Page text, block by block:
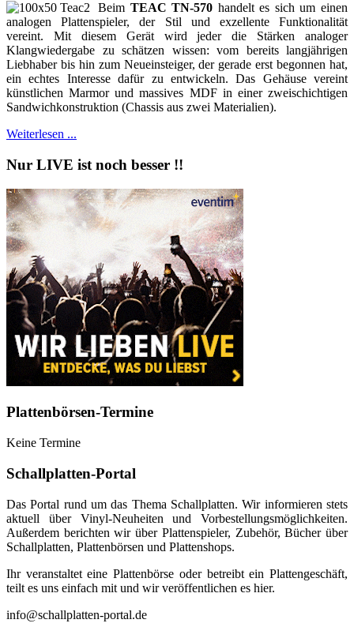
Beim TEAC TN-570 handelt es sich um einen
analogen Plattenspieler, der Stil und exzellente Funktionalität
vereint. Mit diesem Gerät wird jeder die Stärken analoger
Klangwiedergabe zu schätzen wissen: vom bereits langjährigen
Liebhaber bis hin zum Neueinsteiger, der gerade erst begonnen hat,
ein echtes Interesse dafür zu entwickeln. Das Gehäuse vereint
künstlichen Marmor und massives MDF in einer zweischichtigen
Sandwichkonstruktion (Chassis aus zwei Materialien).
Weiterlesen ...
Nur LIVE ist noch besser !!
Plattenbörsen-Termine
Keine Termine
Schallplatten-Portal
Das Portal rund um das Thema Schallplatten. Wir informieren stets
aktuell über Vinyl-Neuheiten und Vorbestellungsmöglichkeiten.
Außerdem berichten wir über Plattenspieler, Zubehör, Bücher über
Schallplatten, Plattenbörsen und Plattenshops.
Ihr veranstaltet eine Plattenbörse oder betreibt ein Plattengeschäft,
teilt es uns einfach mit und wir veröffentlichen es hier.
info@schallplatten-portal.de